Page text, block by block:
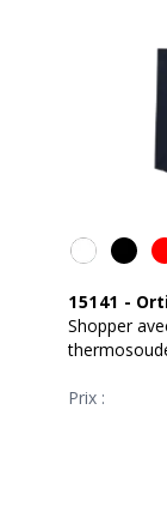
15141 -
Shopper
Prix :